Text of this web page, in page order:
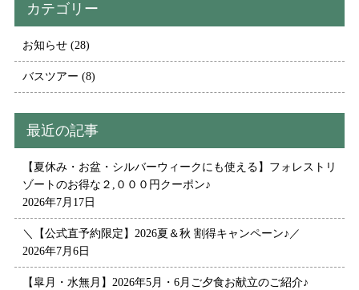
カテゴリー
お知らせ(28)
バスツアー (8)
最近の記事
【夏休み・お盆・シルバーウィークにも使える】フォレストリ
ゾートのお得な２,０００円クーポン♪
2026年7月17日
＼【公式直予約限定】2026夏＆秋 割得キャンペーン♪／
2026年7月6日
【皐月・水無月】2026年5月・6月ご夕食お献立のご紹介♪